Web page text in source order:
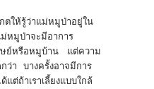
ตให้รู้ว่าแม่หมูป่าอยู่ใน
หมูป่าจะมีอาการ
ษย์หรือหมูบ้าน แต่ความ
ว่า บางครั้งอาจมีการ
ต่ถ้าเราเลี้ยงแบบใกล้